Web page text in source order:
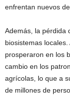
enfrentan nuevos
Además, la pérdida
biosistemas
prosperaron en los
cambio en los
agrícolas, lo que a
de millones de